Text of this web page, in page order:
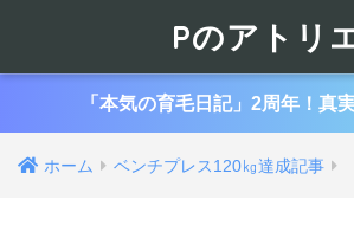
Pのアトリ
「本気の育毛日記」2周年！真
ホーム ベンチプレス120㎏達成記事